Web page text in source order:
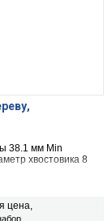
38.1 мм Min
хвостовика 8
цена,